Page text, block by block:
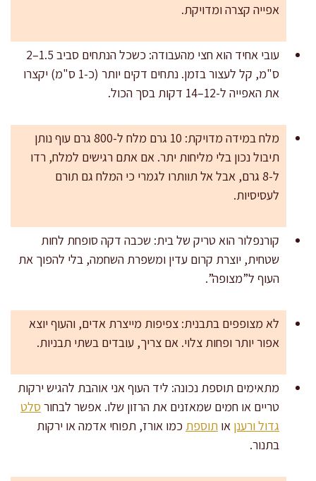
אפייה קצרה ומדויקת.
עובי אחיד הוא חצי מהעבודה: כשכל הנתחים סביב 1.5–2
ס"מ, קל לעצור בזמן. נתחים דקים יותר (כ-1 ס"מ) יקצרו
את האפייה ל-12–14 דקות בסך הכול.
מלח במידה מדויקת: 10 גרם מלח ל-800 גרם עוף נותן
תיבול נכון בלי מליחות יתר. אם אתם רגישים למלח, רדו
ל-8 גרם, אבל אל תוותרו לגמרי כי המלח גם תורם
לעסיסיות.
קורנפלור הוא טריק של בית: שכבה דקה סופחת לחות
שטחית, יוצרת קרום עדין ומשפרת השחמה, בלי להפוך את
העוף ל”מצופה”.
לא מצופפים בתבנית: צפיפות מייצרת אדים, והעוף יוצא
אפור יותר ופחות צלוי. אם צריך, עובדים בשתי תבניות.
מתאימים תוספת נכונה: ליד העוף אני אוהבת להגיש ירקות
טריים או חמים שמאזנים את הרזון שלו. אפשר לבחור סלט
גדול ורענן או תוספת כמו אורז, תפוחי אדמה או ירקות
בתנור.